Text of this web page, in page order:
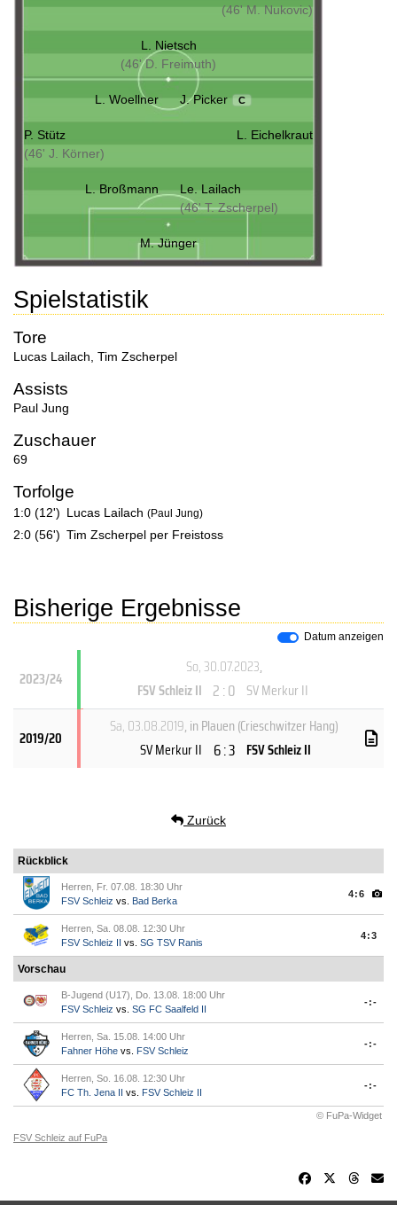
(46' M. Nukovic)
L. Nietsch
(46' D. Freimuth)
L. Woellner J. Picker C
P. Stütz
(46' J. Körner)
L. Eichelkraut
L. Broßmann
Le. Lailach
(46' T. Zscherpel)
M. Jünger
Spielstatistik
Tore
Lucas Lailach Tim Zscherpel
Assists
Paul Jung
Zuschauer
69
Torfolge
1:0 (12') Lucas Lailach (Paul Jung)
2:0 (56') Tim Zscherpel per Freistoss
Bisherige Ergebnisse
Datum anzeigen
2023/24
So, 30.07.2023,
FSV Schleiz II 2 : 0 SV Merkur II
2019/20
Sa, 03.08.2019, in Plauen (Crieschwitzer Hang)
SV Merkur II 6 : 3 FSV Schleiz II
Zurück
Rückblick
Herren, Fr. 07.08. 18:30 Uhr
FSV Schleiz vs. Bad Berka
4:6
Herren, Sa. 08.08. 12:30 Uhr
FSV Schleiz II vs. SG TSV Ranis
4:3
Vorschau
B-Jugend (U17), Do. 13.08. 18:00 Uhr
FSV Schleiz vs. SG FC Saalfeld II
-:-
Herren, Sa. 15.08. 14:00 Uhr
Fahner Höhe vs. FSV Schleiz
-:-
Herren, So. 16.08. 12:30 Uhr
FC Th. Jena II vs. FSV Schleiz II
-:-
© FuPa-Widget
FSV Schleiz auf FuPa